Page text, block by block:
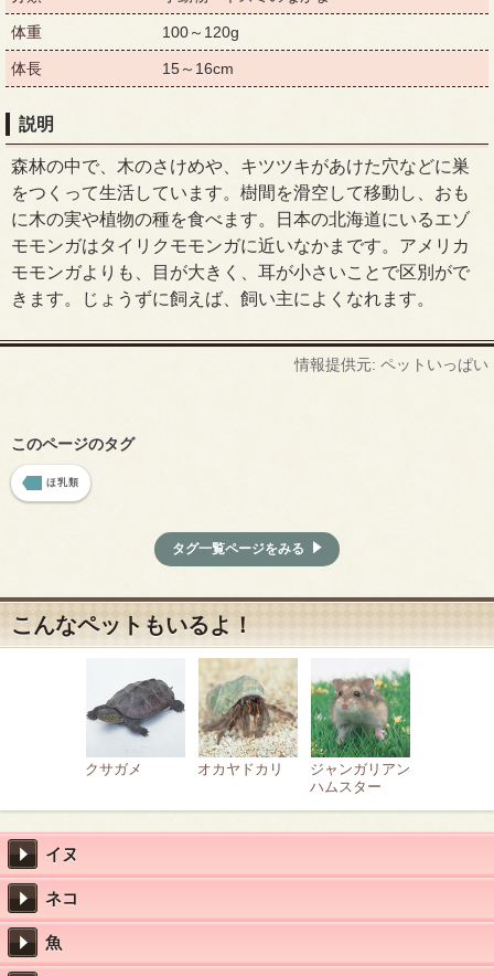
体重 100～120g
体長 15～16cm
説明
森林の中で、木のさけめや、キツツキがあけた穴などに巣
をつくって生活しています。樹間を滑空して移動し、おも
に木の実や植物の種を食べます。日本の北海道にいるエゾ
モモンガはタイリクモモンガに近いなかまです。アメリカ
モモンガよりも、目が大きく、耳が小さいことで区別がで
きます。じょうずに飼えば、飼い主によくなれます。
情報提供元: ペットいっぱい
このページのタグ
ほ乳類
タグ一覧ページをみる
こんなペットもいるよ！
クサガメ オカヤドカリ
ジャンガリアン
ハムスター
イヌ
ネコ
魚